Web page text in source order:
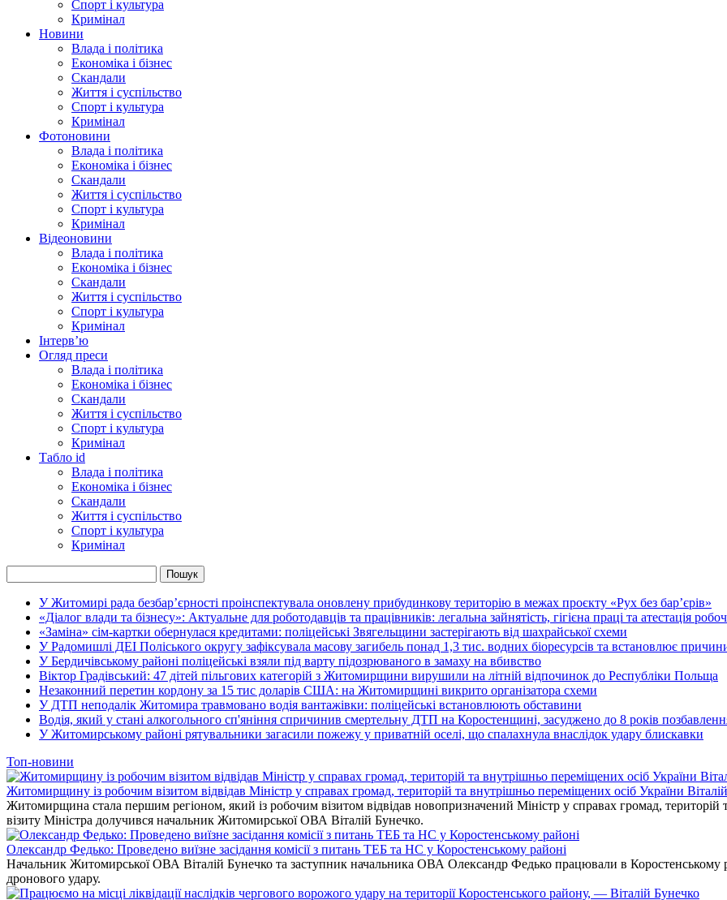
Спорт і культура
Кримінал
Новини
Влада і політика
Економіка і бізнес
Скандали
Життя і суспільство
Спорт і культура
Кримінал
Фотоновини
Влада і політика
Економіка і бізнес
Скандали
Життя і суспільство
Спорт і культура
Кримінал
Відеоновини
Влада і політика
Економіка і бізнес
Скандали
Життя і суспільство
Спорт і культура
Кримінал
Інтерв’ю
Огляд преси
Влада і політика
Економіка і бізнес
Скандали
Життя і суспільство
Спорт і культура
Кримінал
Табло id
Влада і політика
Економіка і бізнес
Скандали
Життя і суспільство
Спорт і культура
Кримінал
У Житомирі рада безбар’єрності проінспектувала оновлену прибудинкову територію в межах проєкту «Рух без бар’єрів»
«Діалог влади та бізнесу»: Актуальне для роботодавців та працівників: легальна зайнятість, гігієна праці та атестація
«Заміна» сім-картки обернулася кредитами: поліцейські Звягельщини застерігають від шахрайської схеми
У Радомишлі ДЕІ Поліського округу зафіксувала масову загибель понад 1,3 тис. водних біоресурсів та встановлює
У Бердичівському районі поліцейські взяли під варту підозрюваного в замаху на вбивство
Віктор Градівський: 47 дітей пільгових категорій з Житомирщини вирушили на літній відпочинок до Республіки Польща
Незаконний перетин кордону за 15 тис доларів США: на Житомирщині викрито організатора схеми
У ДТП неподалік Житомира травмовано водія вантажівки: поліцейські встановлюють обставини
Водія, який у стані алкогольного сп'яніння спричинив смертельну ДТП на Коростенщині, засуджено до 8 років
У Житомирському районі рятувальники загасили пожежу у приватній оселі, що спалахнула внаслідок удару блискавки
Топ-новини
Житомирщину із робочим візитом відвідав Міністр у справах громад, територій та внутрішньо переміщених осіб України Віталій
Житомирщина стала першим регіоном, який із робочим візитом відвідав новопризначений Міністр у справах громад, територій
візиту Міністра долучився начальник Житомирської ОВА Віталій Бунечко.
Олександр Федько: Проведено виїзне засідання комісії з питань ТЕБ та НС у Коростенському районі
Начальник Житомирської ОВА Віталій Бунечко та заступник начальника ОВА Олександр Федько працювали в Коростенському
дронового удару.